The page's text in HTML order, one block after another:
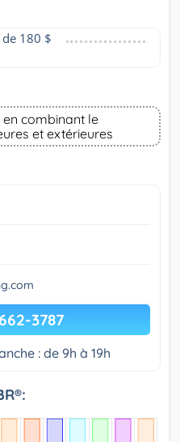
180 $
en combinant le
et extérieures
3787
: de 9h à 19h